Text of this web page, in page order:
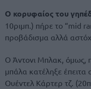
Ο κορυφαίος του
10ριμπ.) πήρε το “mid
προβάδισμα αλλά
Ο Άντονι Μπλακ, όμως,
μπάλα κατέληξε έπειτα
Ουέντελ Κάρτερ τζ.